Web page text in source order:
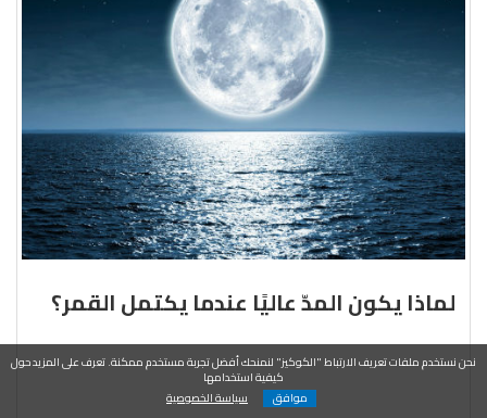
لماذا يكون المدّ عاليًا عندما يكتمل القمر؟
نحن نستخدم ملفات تعريف الارتباط "الكوكيز" لنمنحك أفضل تجربة مستخدم ممكنة. تعرف على المزيد حول
كيفية استخدامها
موافق
سياسة الخصوصية